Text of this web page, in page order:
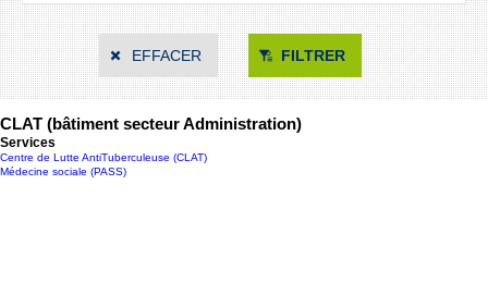
EFFACER FILTRER
CLAT (bâtiment secteur Administration)
Services
Centre de Lutte AntiTuberculeuse (CLAT)
Médecine sociale (PASS)